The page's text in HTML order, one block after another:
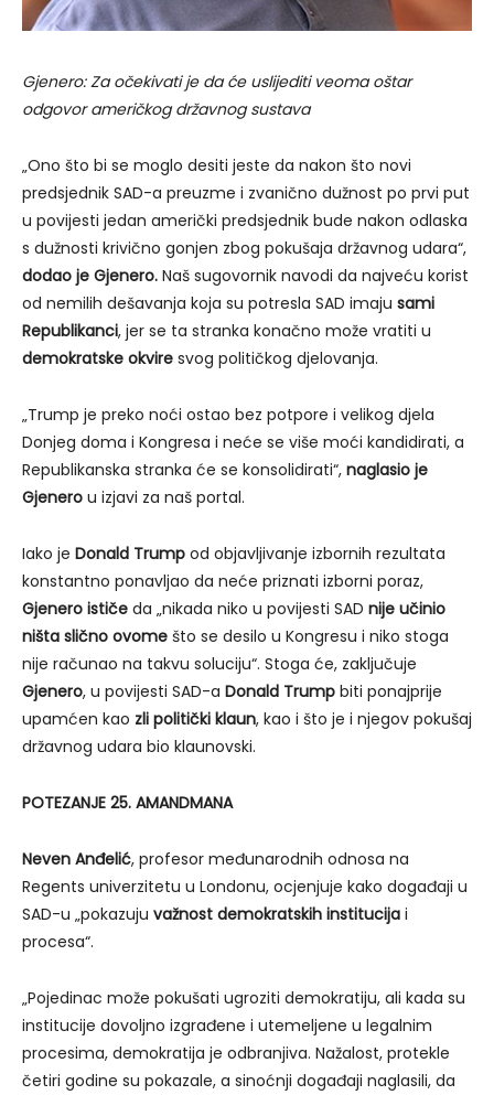
Gjenero: Za očekivati je da će uslijediti veoma oštar
odgovor američkog državnog sustava
„Ono što bi se moglo desiti jeste da nakon što novi
predsjednik SAD-a preuzme i zvanično dužnost po prvi put
u povijesti jedan američki predsjednik bude nakon odlaska
s dužnosti krivično gonjen zbog pokušaja državnog udara“,
dodao je Gjenero. Naš sugovornik navodi da najveću korist
od nemilih dešavanja koja su potresla SAD imaju sami
Republikanci, jer se ta stranka konačno može vratiti u
demokratske okvire svog političkog djelovanja.
„Trump je preko noći ostao bez potpore i velikog djela
Donjeg doma i Kongresa i neće se više moći kandidirati, a
Republikanska stranka će se konsolidirati“, naglasio je
Gjenero u izjavi za naš portal.
Iako je Donald Trump od objavljivanje izbornih rezultata
konstantno ponavljao da neće priznati izborni poraz,
Gjenero ističe da „nikada niko u povijesti SAD nije učinio
ništa slično ovome što se desilo u Kongresu i niko stoga
nije računao na takvu soluciju“. Stoga će, zaključuje
Gjenero, u povijesti SAD-a Donald Trump biti ponajprije
upamćen kao zli politički klaun, kao i što je i njegov pokušaj
državnog udara bio klaunovski.
POTEZANJE 25. AMANDMANA
Neven Anđelić, profesor međunarodnih odnosa na
Regents univerzitetu u Londonu, ocjenjuje kako događaji u
SAD-u „pokazuju važnost demokratskih institucija i
procesa“.
„Pojedinac može pokušati ugroziti demokratiju, ali kada su
institucije dovoljno izgrađene i utemeljene u legalnim
procesima, demokratija je odbranjiva. Nažalost, protekle
četiri godine su pokazale, a sinoćnji događaji naglasili, da